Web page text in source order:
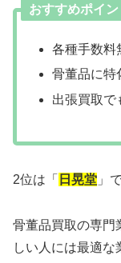
おすすめポイン
各種手数料
骨董品に特
出張買取で
2位は「 日晃堂 」
骨董品買取の専門
しい人には最適な